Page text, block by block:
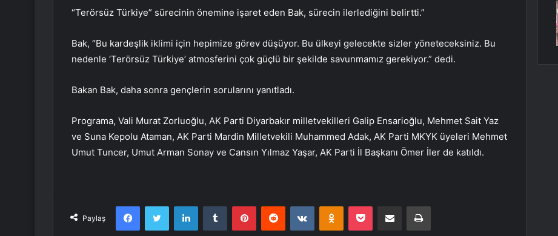
“Terörsüz Türkiye” sürecinin önemine işaret eden Bak, sürecin ilerlediğini belirtti.”
Bak, “Bu kardeşlik iklimi için hepimize görev düşüyor. Bu ülkeyi gelecekte sizler yöneteceksiniz. Bu
nedenle ‘Terörsüz Türkiye’ atmosferini çok güçlü bir şekilde savunmamız gerekiyor.” dedi.
Bakan Bak, daha sonra gençlerin sorularını yanıtladı.
Programa, Vali Murat Zorluoğlu, AK Parti Diyarbakır milletvekilleri Galip Ensarioğlu, Mehmet Sait Yaz
ve Suna Kepolu Ataman, AK Parti Mardin Milletvekili Muhammed Adak, AK Parti MKYK üyeleri Mehmet
Umut Tuncer, Umut Arman Sonay ve Cansın Yılmaz Yaşar, AK Parti İl Başkanı Ömer İler de katıldı.
Paylaş
FacebookTwitter LinkedInTumblr PinterestReddit VKontakteOdnoklassniki
Pocket E-Posta ile paylaş Yazdır